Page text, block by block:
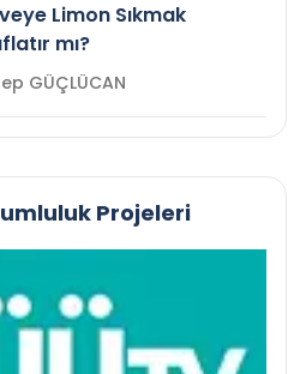
Limon Sıkmak
mı?
Zeynep GÜÇLÜCAN
Projeleri